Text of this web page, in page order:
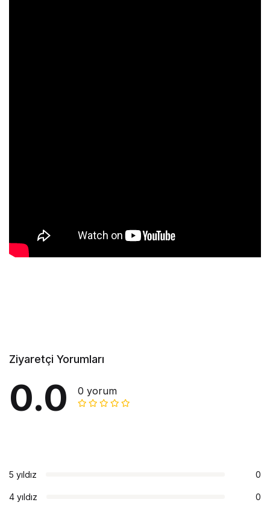
Ziyaretçi Yorumları
0.0 0 yorum
5 yıldız 0
4 yıldız 0